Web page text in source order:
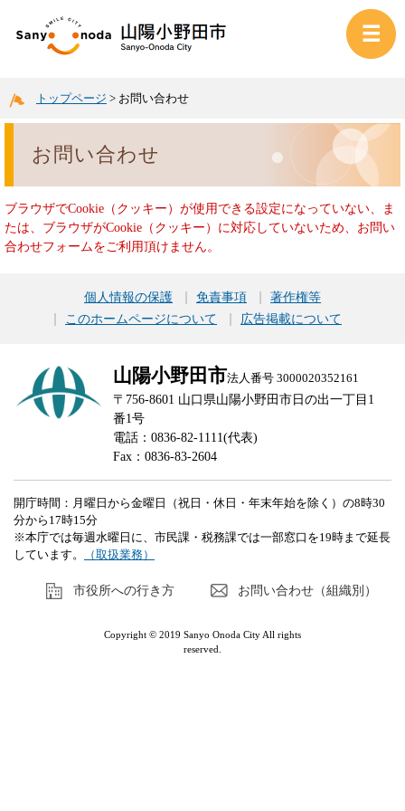
トップページ > お問い合わせ
お問い合わせ
ブラウザでCookie（クッキー）が使用できる設定になっていない、ま
たは、ブラウザがCookie（クッキー）に対応していないため、お問い
合わせフォームをご利用頂けません。
個人情報の保護 免責事項
著作権等
このホームページについて
広告掲載について
山陽小野田市法人番号 3000020352161
〒756-8601 山口県山陽小野田市日の出一丁目1
番1号
電話：0836-82-1111(代表)
Fax：0836-83-2604
開庁時間：月曜日から金曜日（祝日・休日・年末年始を除く）の8時30
分から17時15分
※本庁では毎週水曜日に、市民課・税務課では一部窓口を19時まで延長
しています。
（取扱業務）
市役所への行き方 お問い合わせ（組織別）
Copyright © 2019 Sanyo Onoda City All rights
reserved.